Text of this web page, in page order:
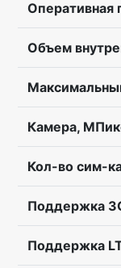
Оперативная
Объем
Камера,
Кол-во сим-
Поддержка
Поддержка